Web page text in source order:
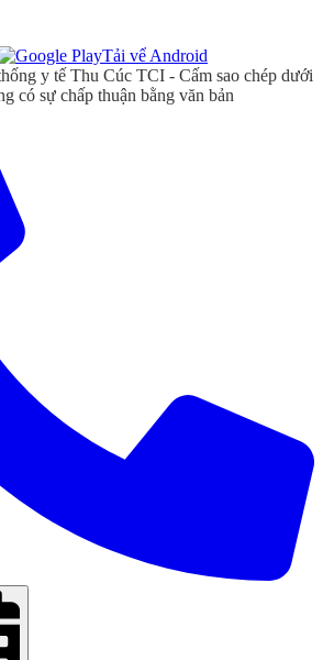
Tải vể Android
y tế Thu Cúc TCI - Cấm sao chép dưới
có sự chấp thuận bằng văn bản